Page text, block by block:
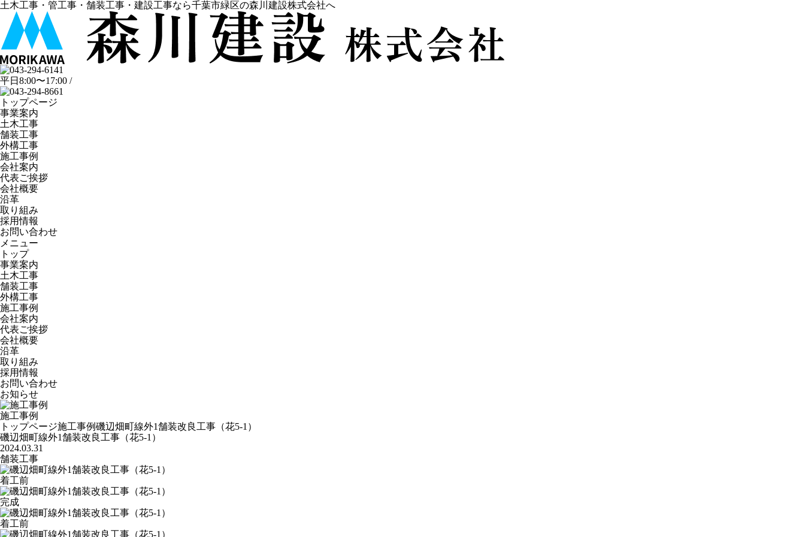
土木工事・管工事・舗装工事・建設工事なら千葉市緑区の森川建設株式会社へ
平日8:00〜17:00 /
トップページ
事業案内
土木工事
舗装工事
外構工事
施工事例
会社案内
代表ご挨拶
会社概要
沿革
取り組み
採用情報
お問い合わせ
メニュー
トップ
事業案内
土木工事
舗装工事
外構工事
施工事例
会社案内
代表ご挨拶
会社概要
沿革
取り組み
採用情報
お問い合わせ
お知らせ
施工事例
トップページ施工事例磯辺畑町線外1舗装改良工事（花5-1）
磯辺畑町線外1舗装改良工事（花5-1）
2024.03.31
舗装工事
着工前
完成
着工前